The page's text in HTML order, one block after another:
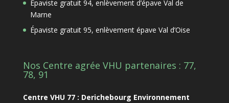
Épaviste gratuit 94, enlèvement d’épave Val de
Marne
Épaviste gratuit 95, enlèvement épave Val d’Oise
Nos Centre agrée VHU partenaires : 77,
78, 91
Centre VHU 77 : Derichebourg Environnement